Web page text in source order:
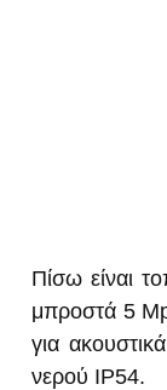
Πίσω είναι
μπροστά 5
για
νερού IP54.